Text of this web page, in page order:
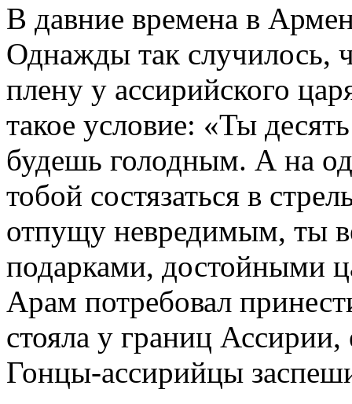
В давние времена в
Однажды так случилось,
плену у ассирийского
такое условие: «Ты
будешь голодным. А на
тобой состязаться в
отпущу невредимым, ты
подарками, достойными
Арам потребовал
стояла у границ
Гонцы-ассирийцы